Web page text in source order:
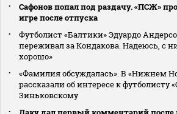
Сафонов попал под раздачу. «ПСЖ»
игре после отпуска
Футболист «Балтики» Эдуардо
переживал за Кондакова. Надеюсь, с
хорошо»
«Фамилия обсуждалась». В «Нижнем
рассказали об интересе к футболисту
Зиньковскому